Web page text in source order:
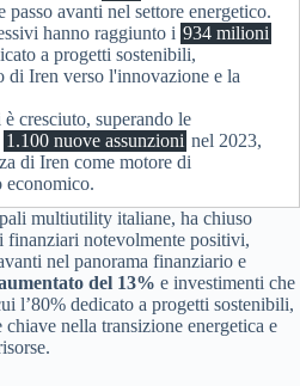
passo avanti nel settore energetico.
hanno raggiunto i 934 milioni
a progetti sostenibili,
di Iren verso l'innovazione e la
cresciuto, superando le
1.100 nuove assunzioni nel 2023,
di Iren come motore di
economico.
multiutility italiane, ha chiuso
finanziari notevolmente positivi,
nel panorama finanziario e
del 13% e investimenti che
l’80% dedicato a progetti sostenibili,
nella transizione energetica e